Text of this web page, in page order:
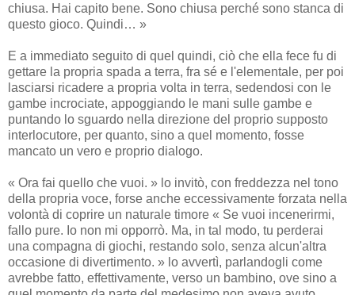
chiusa. Hai capito bene. Sono chiusa perché sono stanca di
questo gioco. Quindi… »
E a immediato seguito di quel quindi, ciò che ella fece fu di
gettare la propria spada a terra, fra sé e l'elementale, per poi
lasciarsi ricadere a propria volta in terra, sedendosi con le
gambe incrociate, appoggiando le mani sulle gambe e
puntando lo sguardo nella direzione del proprio supposto
interlocutore, per quanto, sino a quel momento, fosse
mancato un vero e proprio dialogo.
« Ora fai quello che vuoi. » lo invitò, con freddezza nel tono
della propria voce, forse anche eccessivamente forzata nella
volontà di coprire un naturale timore « Se vuoi incenerirmi,
fallo pure. Io non mi opporrò. Ma, in tal modo, tu perderai
una compagna di giochi, restando solo, senza alcun'altra
occasione di divertimento. » lo avvertì, parlandogli come
avrebbe fatto, effettivamente, verso un bambino, ove sino a